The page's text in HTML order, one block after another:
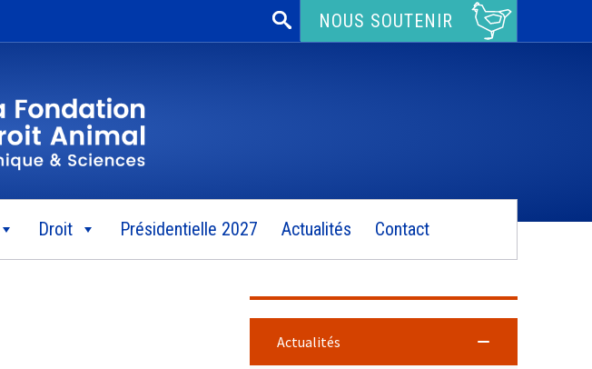
Rechercher :NOUS SOUTENIR
Droit Présidentielle 2027 Actualités Contact
Actualités